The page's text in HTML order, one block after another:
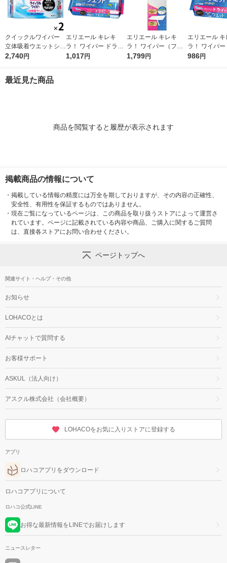
クイックルワイパー
立体吸着ウエットシー
ト 香り残らない 1セ
2,740円
エリエール キレキ
ラ！ ワイパー ドライ
×ウエットシート 1パ
1,017円
エリエール キレキ
ラ！ ワイパー（フロ
ーリングワイパー）
1,799円
エリエール キ
ラ！ ワイパ
×ウエットシ
986円
最近見た商品
商品を閲覧すると履歴が表示されます
掲載商品の情報について
・ 掲載している情報の精度には万全を期しておりますが、その内容の正確性、
安全性、有用性を保証するものではありません。
・ 現在ご覧になっているページは、この商品を取り扱うストアによって運営さ
れています。ページに記載されている内容や商品、ご購入に関するご質問
は、直接各ストアにお問い合わせください。
ページトップへ
関連サイト・ヘルプ・その他
お知らせ
LOHACOとは
AIチャットで質問する
お客様サポート
ASKUL（法人向け）
アスクル株式会社（会社概要）
LOHACOをお気に入りストアに登録する
アプリ
ロハコアプリをダウンロード
ロハコアプリについて
ロハコ公式LINE
お得な最新情報をLINEでお届けします
ニュースレター